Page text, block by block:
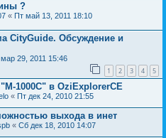
?
« Пт май 13, 2011 18:10
CityGuide. Обсуждение и
мар 29, 2011 15:46
1 2 3 4 5
"M-1000C" в OziExplorerCE
« Пт дек 24, 2010 21:55
выхода в инет
« Сб дек 18, 2010 14:07